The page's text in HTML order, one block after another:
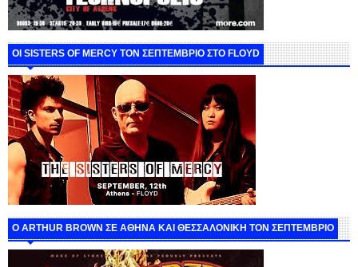
ΟΙ SISTERS OF MERCY ΤΟΝ ΣΕΠΤΕΜΒΡΙΟ ΣΤΟ FLOYD
O ARTHUR BROWN ΣΕ ΑΘΗΝΑ ΚΑΙ ΘΕΣΣΑΛΟΝΙΚΗ ΤΟΝ ΣΕΠΤΕΜΒΡΙΟ